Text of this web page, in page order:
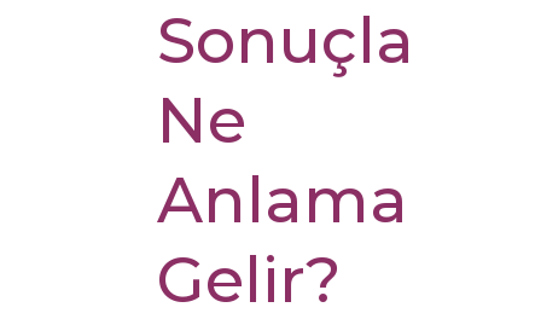
Sonuçları
Ne
Anlama
Gelir?